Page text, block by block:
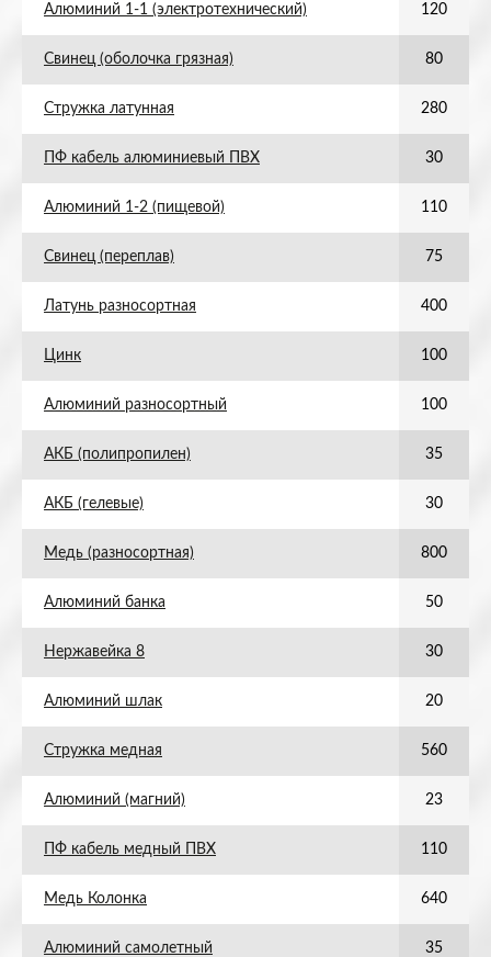
Алюминий 1-1 (электротехнический) 120
Свинец (оболочка грязная) 80
Стружка латунная 280
ПФ кабель алюминиевый ПВХ 30
Алюминий 1-2 (пищевой) 110
Свинец (переплав) 75
Латунь разносортная 400
Цинк 100
Алюминий разносортный 100
АКБ (полипропилен) 35
АКБ (гелевые) 30
Медь (разносортная) 800
Алюминий банка 50
Нержавейка 8 30
Алюминий шлак 20
Стружка медная 560
Алюминий (магний) 23
ПФ кабель медный ПВХ 110
Медь Колонка 640
Алюминий самолетный 35